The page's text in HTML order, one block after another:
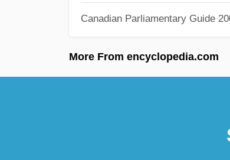
Canadian Parliamentary Guide
More From encyclopedia.com